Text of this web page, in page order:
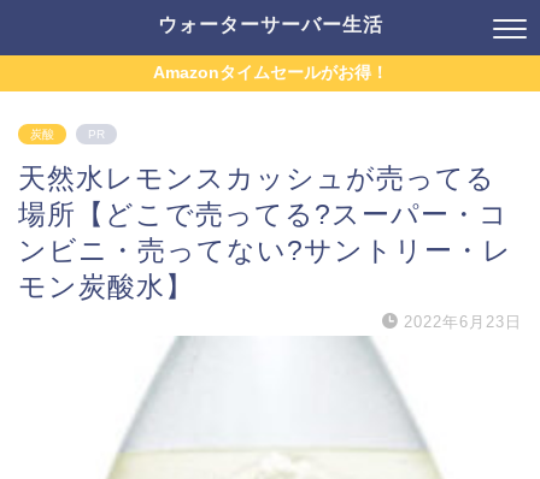
ウォーターサーバー生活
Amazonタイムセールがお得！
炭酸 PR
天然水レモンスカッシュが売ってる
場所【どこで売ってる?スーパー・コ
ンビニ・売ってない?サントリー・レ
モン炭酸水】
2022年6月23日